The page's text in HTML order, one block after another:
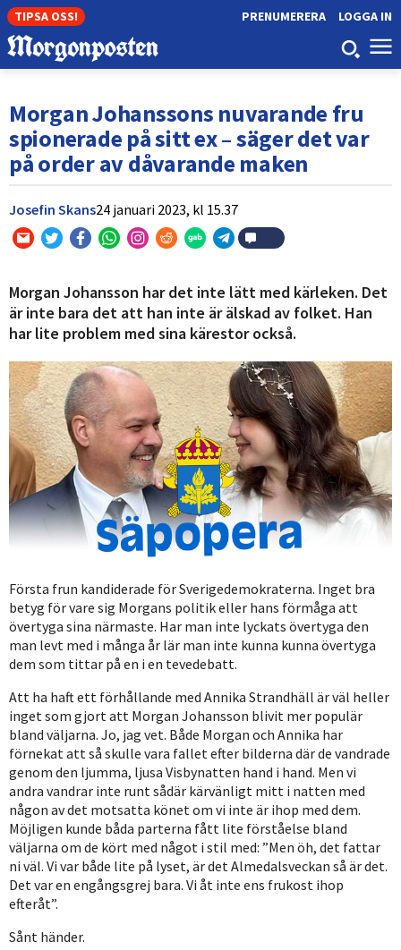
TIPSA OSS! LOGGA IN
PRENUMERERA
Morgan Johanssons nuvarande fru
spionerade på sitt ex – säger det var
på order av dåvarande maken
Josefin Skans24 januari 2023, kl 15.37
Morgan Johansson har det inte lätt med kärleken. Det
är inte bara det att han inte är älskad av folket. Han
har lite problem med sina kärestor också.
Första frun kandiderade för Sverigedemokraterna. Inget bra
betyg för vare sig Morgans politik eller hans förmåga att
övertyga sina närmaste. Har man inte lyckats övertyga den
man levt med i många år lär man inte kunna kunna övertyga
dem som tittar på en i en tevedebatt.
Att ha haft ett förhållande med Annika Strandhäll är väl heller
inget som gjort att Morgan Johansson blivit mer populär
bland väljarna. Jo, jag vet. Både Morgan och Annika har
förnekat att så skulle vara fallet efter bilderna där de vandrade
genom den ljumma, ljusa Visbynatten hand i hand. Men vi
andra vandrar inte runt sådär kärvänligt mitt i natten med
någon av det motsatta könet om vi inte är ihop med dem.
Möjligen kunde båda parterna fått lite förståelse bland
väljarna om de kört med något i stil med: ”Men öh, det fattar
ni väl. Vi var både lite på lyset, är det Almedalsveckan så är det.
Det var en engångsgrej bara. Vi åt inte ens frukost ihop
efteråt”.
Sånt händer.